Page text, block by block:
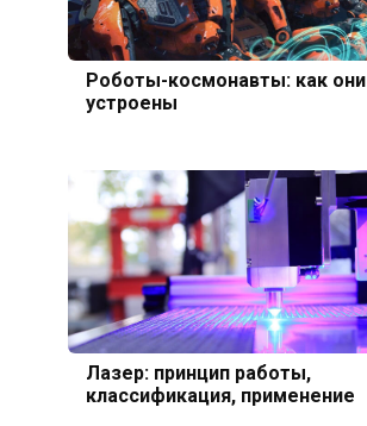
Роботы-космонавты: как они
устроены
Лазер: принцип работы,
классификация, применение